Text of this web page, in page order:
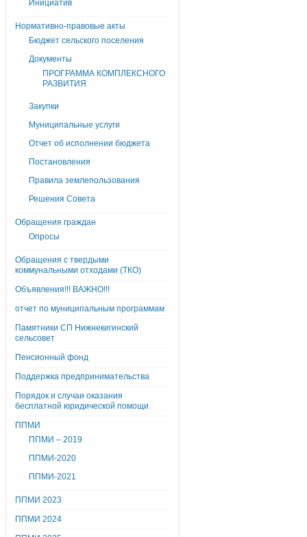
Инициатив
Нормативно-правовые акты
Бюджет сельского поселения
Документы
ПРОГРАММА КОМПЛЕКСНОГО
РАЗВИТИЯ
Закупки
Муниципальные услуги
Отчет об исполнении бюджета
Постановления
Правила землепользования
Решения Совета
Обращения граждан
Опросы
Обращения с твердыми
коммунальными отходами (ТКО)
Объявления!!! ВАЖНО!!!
отчет по муниципальным программам
Памятники СП Нижнекигинский
сельсовет
Пенсионный фонд
Поддержка предпринимательства
Порядок и случаи оказания
бесплатной юридической помощи
ППМИ
ППМИ – 2019
ППМИ-2020
ППМИ-2021
ППМИ 2023
ППМИ 2024